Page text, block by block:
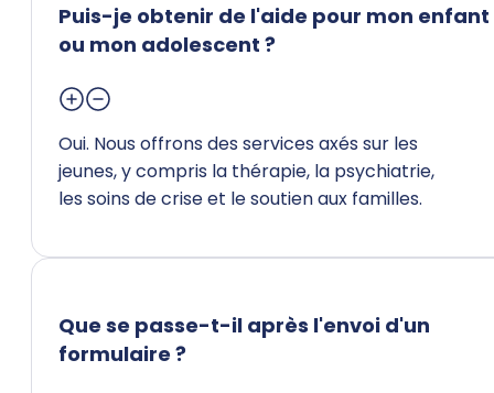
Puis-je obtenir de l'aide pour mon enfant
ou mon adolescent ?
Oui. Nous offrons des services axés sur les
jeunes, y compris la thérapie, la psychiatrie,
les soins de crise et le soutien aux familles.
Que se passe-t-il après l'envoi d'un
formulaire ?